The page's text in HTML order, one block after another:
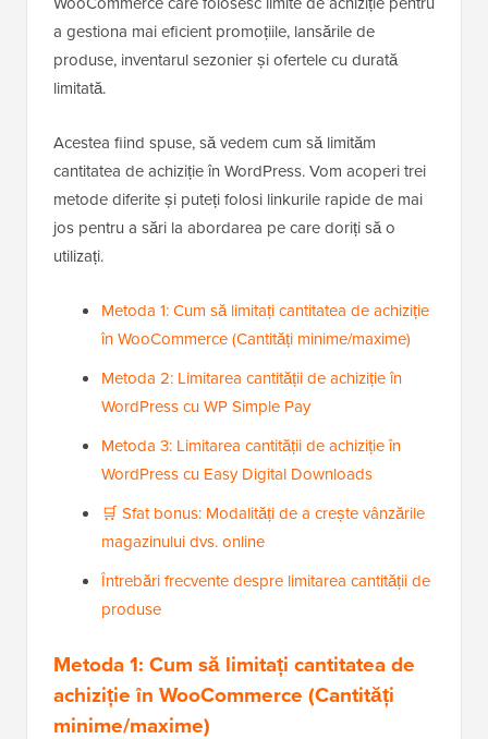
a gestiona mai eficient promoțiile, lansările de
produse, inventarul sezonier și ofertele cu durată
limitată.
Acestea fiind spuse, să vedem cum să limităm
cantitatea de achiziție în WordPress. Vom acoperi trei
metode diferite și puteți folosi linkurile rapide de mai
jos pentru a sări la abordarea pe care doriți să o
utilizați.
Metoda 1: Cum să limitați cantitatea de achiziție
în WooCommerce (Cantități minime/maxime)
Metoda 2: Limitarea cantității de achiziție în
WordPress cu WP Simple Pay
Metoda 3: Limitarea cantității de achiziție în
WordPress cu Easy Digital Downloads
🛒 Sfat bonus: Modalități de a crește vânzările
magazinului dvs. online
Întrebări frecvente despre limitarea cantității de
produse
Metoda 1: Cum să limitați cantitatea de
achiziție în WooCommerce (Cantități
minime/maxime)